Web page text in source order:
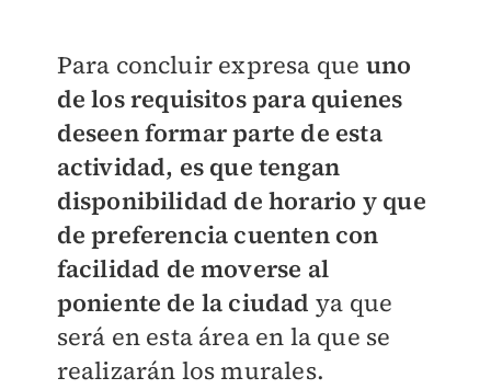
Para concluir expresa que uno
de los requisitos para quienes
deseen formar parte de esta
actividad, es que tengan
disponibilidad de horario y que
de preferencia cuenten con
facilidad de moverse al
poniente de la ciudad ya que
será en esta área en la que se
realizarán los murales.